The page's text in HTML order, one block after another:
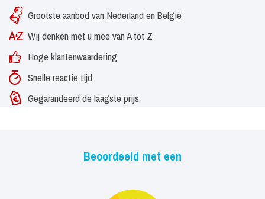
Grootste aanbod van Nederland en België
Wij denken met u mee van A tot Z
Hoge klantenwaardering
Snelle reactie tijd
Gegarandeerd de laagste prijs
Beoordeeld met een